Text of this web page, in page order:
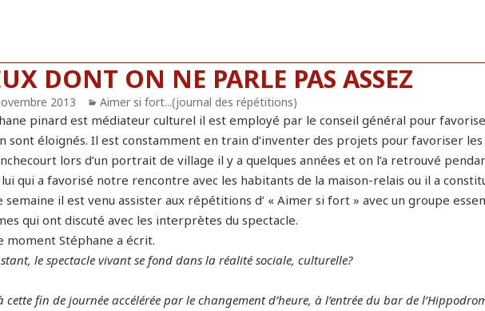
DONT ON NE PARLE PAS ASSEZ
2013 Catégories
Aimer si fort...(journal des répétitions)
pinard est médiateur culturel il est employé par le conseil général pour
sont éloignés. Il est constamment en train d’inventer des projets pour favoriser les
lors d’un portrait de village il y a quelques années et on l’a retrouvé
lui qui a favorisé notre rencontre avec les habitants de la maison-relais ou il a
semaine il est venu assister aux répétitions d’ « Aimer si fort » avec un groupe
qui ont discuté avec les interprètes du spectacle.
moment Stéphane a écrit.
le spectacle vivant se fond dans la réalité sociale, culturelle?
cette fin de journée accélérée par le changement d’heure, à l’entrée du bar de